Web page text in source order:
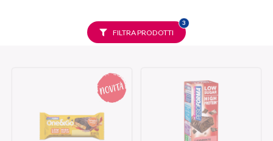
FILTRA PRODOTTI
3FILTRI
SELEZIONATI